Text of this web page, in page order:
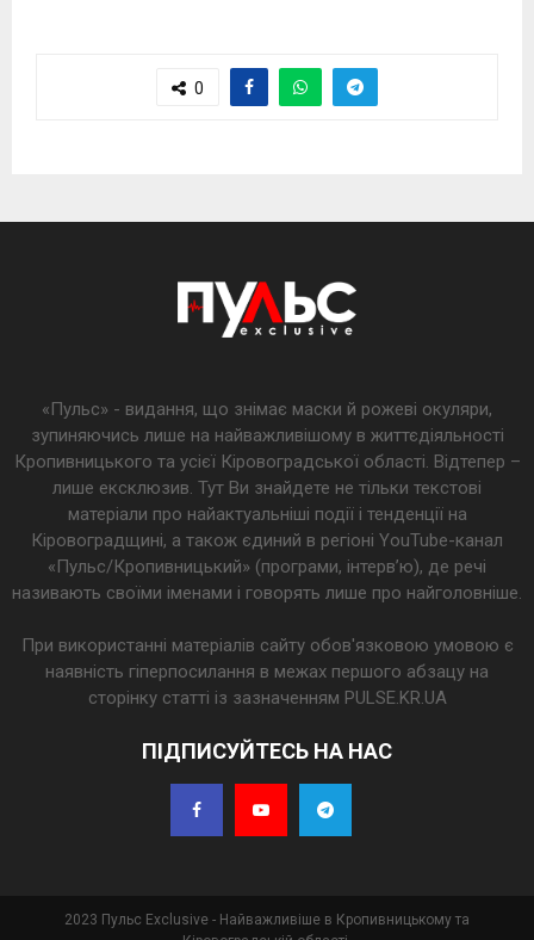
0
«Пульс» - видання, що знімає маски й рожеві окуляри,
зупиняючись лише на найважливішому в життєдіяльності
Кропивницького та усієї Кіровоградської області. Відтепер –
лише ексклюзив. Тут Ви знайдете не тільки текстові
матеріали про найактуальніші події і тенденції на
Кіровоградщині, а також єдиний в регіоні YouTube-канал
«Пульс/Кропивницький» (програми, інтерв’ю), де речі
називають своїми іменами і говорять лише про найголовніше.
При використанні матеріалів сайту обов'язковою умовою є
наявність гіперпосилання в межах першого абзацу на
сторінку статті із зазначенням PULSE.KR.UA
ПІДПИСУЙТЕСЬ НА НАС
2023 Пульс Exclusive - Найважливіше в Кропивницькому та